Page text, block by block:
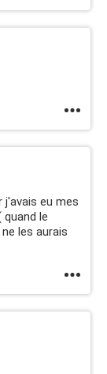
j'avais eu mes
le
les aurais